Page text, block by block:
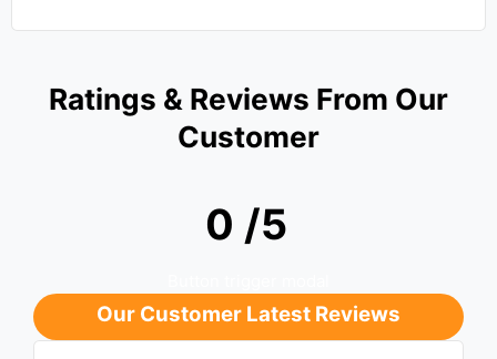
Ratings & Reviews From Our
Customer
0 /5
Our Customer Latest Reviews